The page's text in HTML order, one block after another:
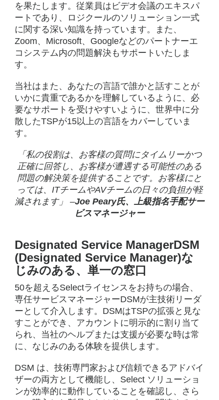
を果たします。従業員はビデオ会議のエキスパ
ートであり、ロジクールのソリューション一式
に関する深い知識を持っています。また、
Zoom、Microsoft、Googleなどのパートナーエ
コシステム内の問題解決もサポートいたしま
す。
当社はまた、あなたの言語で誰かと話すことが
いかに貴重であるかを理解しているように、必
要なサポートを受けやすいように、世界中に分
散したTSPが15以上の言語をカバーしていま
す。
「私の役割は、お客様の質問にタイムリーかつ
正確に回答し、お客様が遭遇する可能性のある
問題の解決策を提供することです。お客様にと
っては、ITチームやAVチームの日々の負担が軽
減されます」 –Joe Peary氏、上級指名手配サー
ビスマネージャー
Designated Service ManagerDSM
(Designated Service Manager)な
じみのある、単一の窓口
50を超えるSelectライセンスをお持ちの場合、
専任サービスマネージャーDSMが主技術リーダ
ーとして介入します。DSMはTSPの拡張と見な
すことができ、アカウントに明示的に割り当て
られ、当社のヘルプまたは支援が必要な時は常
に、なじみのある体験を提供します。
DSM は、技術専門家および信頼できるアドバイ
ザーの両方として機能し、Select ソリューショ
ンが効率的に動作していることを確認し、さら